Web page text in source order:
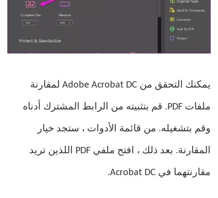
يمكنك التحقق من Adobe Acrobat DC لمقارنة
ملفات PDF. قم بتثبيته من الرابط المشترك أدناه
وقم بتشغيله. من قائمة الأدوات ، ستجد خيار
المقارنة. بعد ذلك ، افتح ملفي PDF اللذين تريد
مقارنتهما في Acrobat DC.